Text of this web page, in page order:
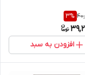
3%
افزودن به سبد